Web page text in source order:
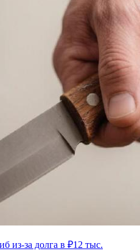
из-за долга в ₽12 тыс.